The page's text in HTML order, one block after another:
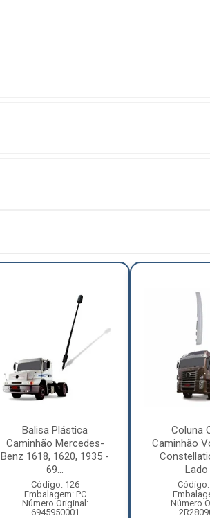
Balisa Plástica
Caminhão Mercedes-
Benz 1618, 1620, 1935 -
69...
Código: 126
Embalagem: PC
Número Original:
6945950001
Coluna
Caminhão
Lado
Número